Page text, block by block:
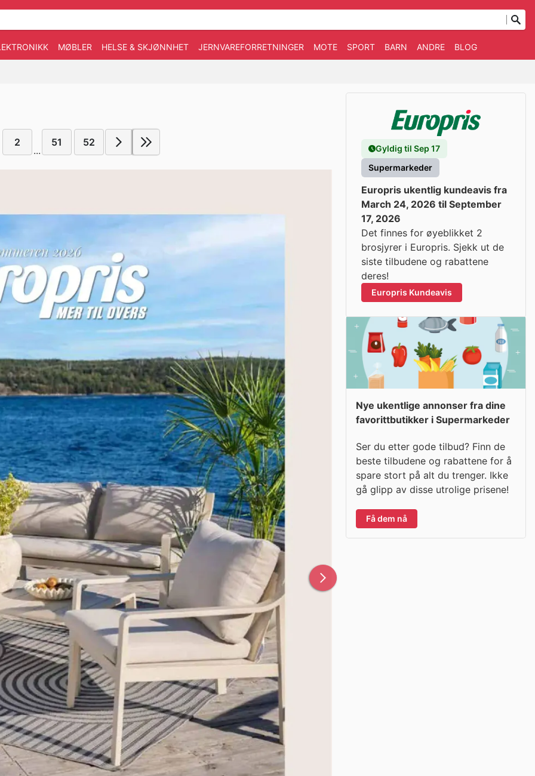
MØBLER HELSE & SKJØNNHET JERNVAREFORRETNINGER MOTE SPORT BARN ANDRE BLOG
2
...
51 52
Gyldig til Sep 17
Supermarkeder
Europris ukentlig kundeavis fra
March 24, 2026 til September
17, 2026
Det finnes for øyeblikket 2
brosjyrer i Europris. Sjekk ut de
siste tilbudene og rabattene
deres!
Europris Kundeavis
Nye ukentlige annonser fra dine
favorittbutikker i Supermarkeder
Ser du etter gode tilbud? Finn de
beste tilbudene og rabattene for å
spare stort på alt du trenger. Ikke
gå glipp av disse utrolige prisene!
Få dem nå